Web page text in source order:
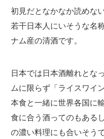
初見だとなかなか読めな
若干日本人にいそうな名
ナム産の清酒です。
日本では日本酒離れとな
ムに限らず「ライスワイ
本食と一緒に世界各国に
食に合う酒ってのもある
の濃い料理にも合いそう